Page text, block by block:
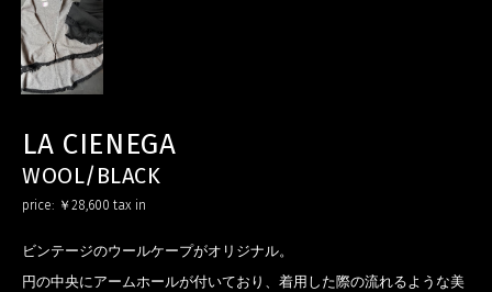
LA CIENEGA
WOOL/BLACK
price: ￥28,600 tax in
ビンテージのウールケープがオリジナル。
円の中央にアームホールが付いており、着用した際の流れるような美